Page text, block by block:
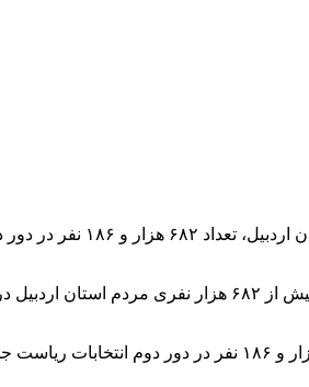
، با اشاره به مشارکت بیش از ۶۸۲ هزار